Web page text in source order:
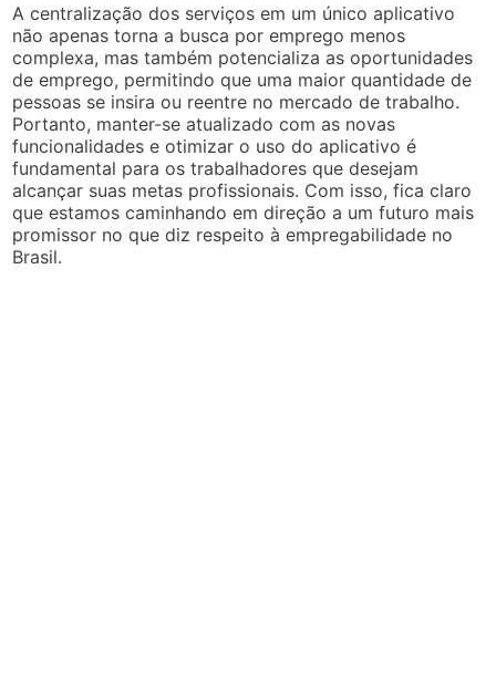
A centralização dos serviços em um único aplicativo
não apenas torna a busca por emprego menos
complexa, mas também potencializa as oportunidades
de emprego, permitindo que uma maior quantidade de
pessoas se insira ou reentre no mercado de trabalho.
Portanto, manter-se atualizado com as novas
funcionalidades e otimizar o uso do aplicativo é
fundamental para os trabalhadores que desejam
alcançar suas metas profissionais. Com isso, fica claro
que estamos caminhando em direção a um futuro mais
promissor no que diz respeito à empregabilidade no
Brasil.